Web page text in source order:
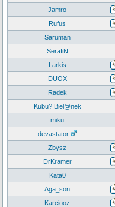
Jamro
Rufus
Saruman
SerafiN
Larkis
DUOX
Radek
Kubu? Biel@nek
miku
devastator
Zbysz
DrKramer
Kata0
Aga_son
Karciooz